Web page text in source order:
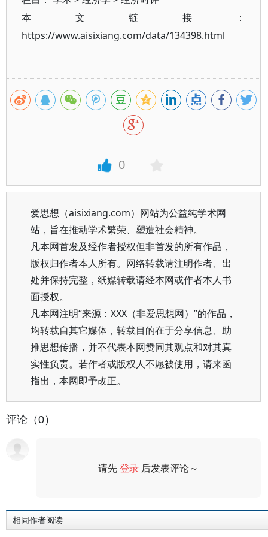
本文链接：
https://www.aisixiang.com/data/134398.html
0
爱思想（aisixiang.com）网站为公益纯学术网
站，旨在推动学术繁荣、塑造社会精神。
凡本网首发及经作者授权但非首发的所有作品，
版权归作者本人所有。网络转载请注明作者、出
处并保持完整，纸媒转载请经本网或作者本人书
面授权。
凡本网注明“来源：XXX（非爱思想网）”的作品，
均转载自其它媒体，转载目的在于分享信息、助
推思想传播，并不代表本网赞同其观点和对其真
实性负责。若作者或版权人不愿被使用，请来函
指出，本网即予改正。
评论（0）
请先登录 后发表评论～
相同作者阅读